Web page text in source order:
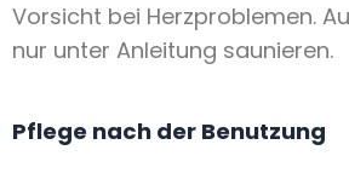
Vorsicht bei Herzproblemen.
nur unter Anleitung saunieren.
Pflege nach der Benutzung